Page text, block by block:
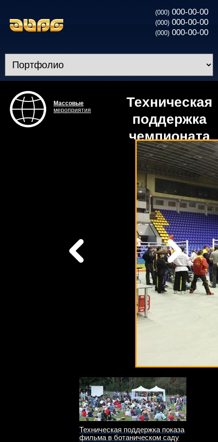
(000) 000-00-00
(000) 000-00-00
(000) 000-00-00
Массовые
мероприятия
Техническая
поддержка
чемпионата
мира по
кикбоксингу
Техническая поддержка показа
фильма в ботаническом саду